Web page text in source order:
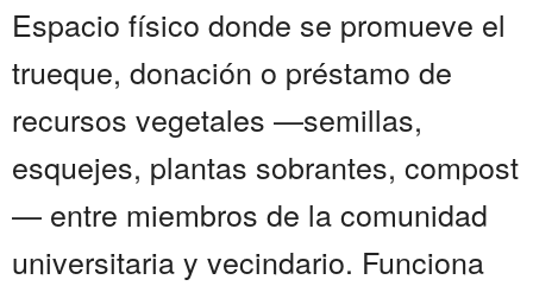
Espacio físico donde se promueve el
trueque, donación o préstamo de
recursos vegetales —semillas,
esquejes, plantas sobrantes, compost
— entre miembros de la comunidad
universitaria y vecindario. Funciona